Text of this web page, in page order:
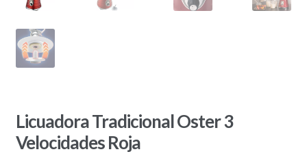
Licuadora Tradicional Oster 3
Velocidades Roja